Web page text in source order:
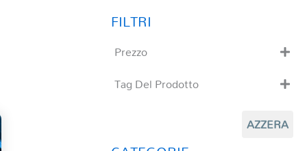
Prezzo
Tag Del Prodotto
Composizioni originali
AZZERA